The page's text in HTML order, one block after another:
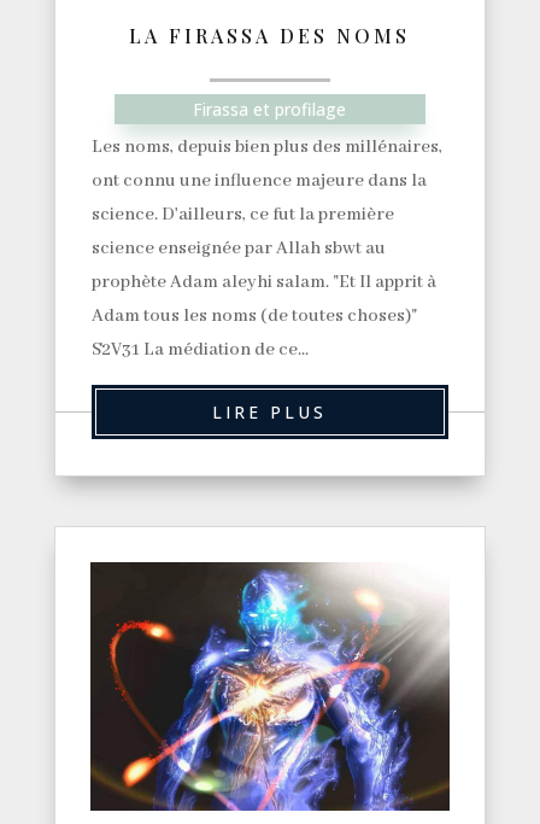
LA FIRASSA DES NOMS
Firassa et profilage
Les noms, depuis bien plus des millénaires,
ont connu une influence majeure dans la
science. D'ailleurs, ce fut la première
science enseignée par Allah sbwt au
prophète Adam aleyhi salam. "Et Il apprit à
Adam tous les noms (de toutes choses)"
S2V31 La médiation de ce...
LIRE PLUS